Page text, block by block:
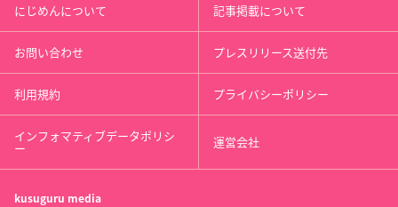
にじめんについて 記事掲載について
お問い合わせ プレスリリース送付先
利用規約 プライバシーポリシー
インフォマティブデータポリシ
ー 運営会社
kusuguru media